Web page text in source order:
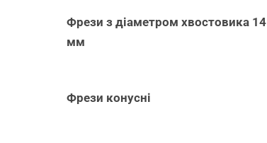
Фрези з діаметром хвостовика 14
мм
Фрези конусні